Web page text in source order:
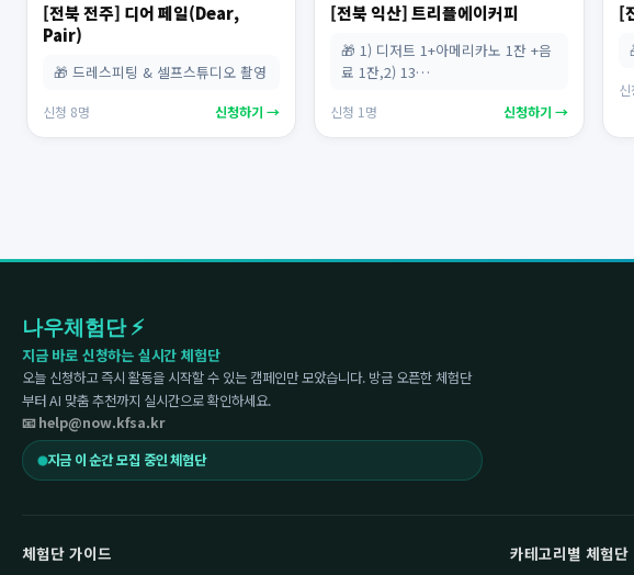
[전북 전주] 디어 페일(Dear,
Pair)
🎁 드레스피팅 & 셀프스튜디오 촬영
신청 8명 신청하기 →
[전북 익산] 트리플에이커피
🎁 1) 디저트 1+아메리카노 1잔 +음
료 1잔,2) 13…
신청 1명 신청하기 →
[
나우체험단 ⚡
지금 바로 신청하는 실시간 체험단
오늘 신청하고 즉시 활동을 시작할 수 있는 캠페인만 모았습니다. 방금 오픈한 체험단
부터 AI 맞춤 추천까지 실시간으로 확인하세요.
📧 help@now.kfsa.kr
지금 이 순간 모집 중인 체험단
체험단 가이드 카테고리별 체험단